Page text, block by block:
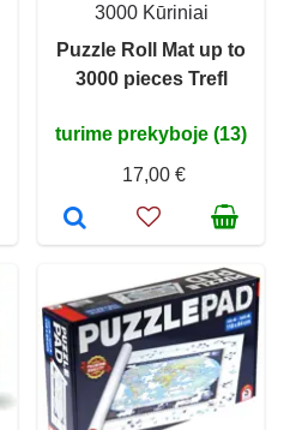
3000 Kūriniai
Puzzle Roll Mat up to
3000 pieces Trefl
turime prekyboje (13)
17,00 €